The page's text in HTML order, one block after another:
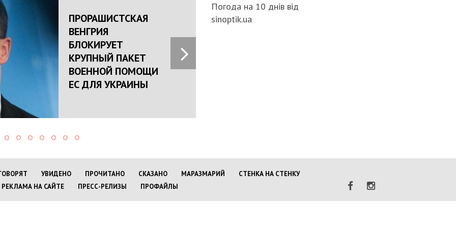
ПРОРАШИСТСКАЯ
ВЕНГРИЯ
БЛОКИРУЕТ
КРУПНЫЙ ПАКЕТ
ВОЕННОЙ ПОМОЩИ
ЕС ДЛЯ УКРАИНЫ
Погода на 10 днів від
sinoptik.ua
УВИДЕНО ПРОЧИТАНО СКАЗАНО МАРАЗМАРИЙ
СТЕНКА НА СТЕНКУ
РЕКЛАМА НА САЙТЕ
ПРЕСС-РЕЛИЗЫ ПРОФАЙЛЫ